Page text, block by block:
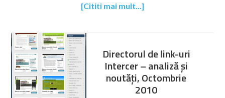
[Cititi mai mult...]
Directorul de link-uri
Intercer – analiză și
noutăți, Octombrie
2010